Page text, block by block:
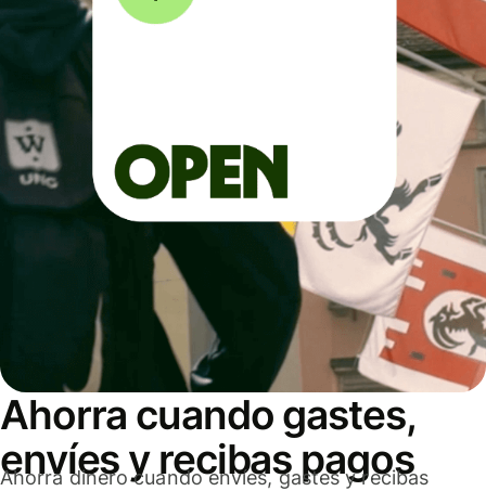
Ahorra cuando gastes,
envíes y recibas pagos
Ahorra dinero cuando envíes, gastes y recibas